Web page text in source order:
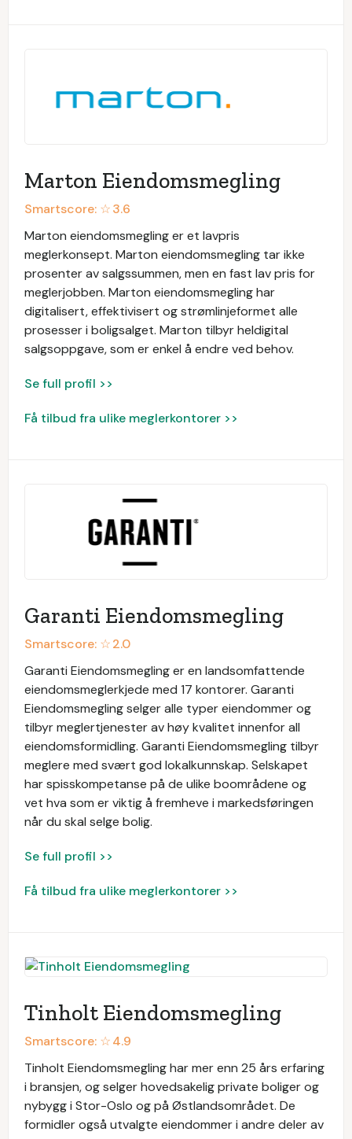
Marton Eiendomsmegling
Smartscore: ☆3.6
Marton eiendomsmegling er et lavpris
meglerkonsept. Marton eiendomsmegling tar ikke
prosenter av salgssummen, men en fast lav pris for
meglerjobben. Marton eiendomsmegling har
digitalisert, effektivisert og strømlinjeformet alle
prosesser i boligsalget. Marton tilbyr heldigital
salgsoppgave, som er enkel å endre ved behov.
Se full profil >>
Få tilbud fra ulike meglerkontorer >>
Garanti Eiendomsmegling
Smartscore: ☆2.0
Garanti Eiendomsmegling er en landsomfattende
eiendomsmeglerkjede med 17 kontorer. Garanti
Eiendomsmegling selger alle typer eiendommer og
tilbyr meglertjenester av høy kvalitet innenfor all
eiendomsformidling. Garanti Eiendomsmegling tilbyr
meglere med svært god lokalkunnskap. Selskapet
har spisskompetanse på de ulike boområdene og
vet hva som er viktig å fremheve i markedsføringen
når du skal selge bolig.
Se full profil >>
Få tilbud fra ulike meglerkontorer >>
Tinholt Eiendomsmegling
Smartscore: ☆4.9
Tinholt Eiendomsmegling har mer enn 25 års erfaring
i bransjen, og selger hovedsakelig private boliger og
nybygg i Stor-Oslo og på Østlandsområdet. De
formidler også utvalgte eiendommer i andre deler av